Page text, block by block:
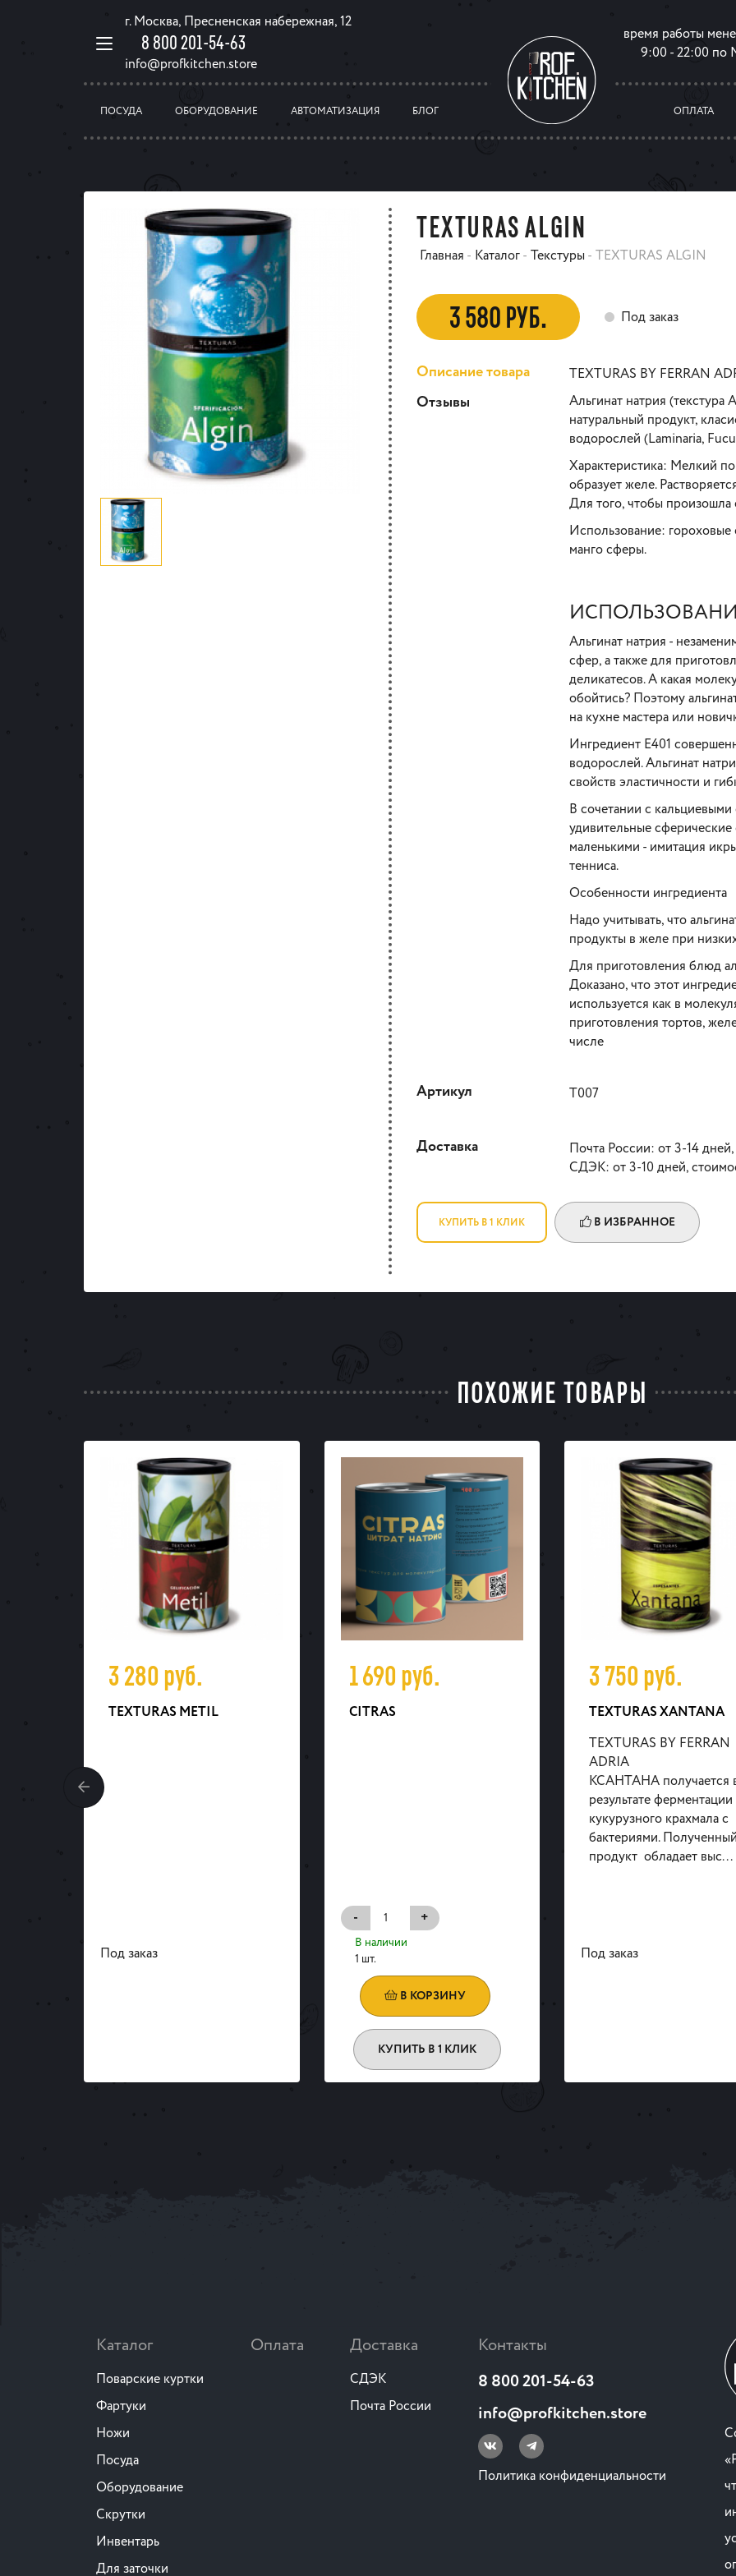
г. Москва, Пресненская набережная, 12
8 800 201-54-63
info@profkitchen.store
время работы
9:00 - 22:00
ПОСУДА ОБОРУДОВАНИЕ АВТОМАТИЗАЦИЯ БЛОГ ОПЛАТА
TEXTURAS ALGIN
Главная - Каталог- Текстуры- TEXTURAS ALGIN
3 580 РУБ. Под заказ
Описание товара
Отзывы
TEXTURAS BY FERRAN
Альгинат натрия (текстура
натуральный продукт,
водорослей (Laminaria,
Характеристика: Мелкий
образует желе.
Для того, чтобы произошла
Использование:
манго сферы.
Альгинат натрия -
сфер, а также для
деликатесов. А какая
обойтись? Поэтому
на кухне мастера или
Ингредиент E401
водорослей. Альгинат
свойств эластичности и
В сочетании с кальциевыми
удивительные
маленькими - имитация
тенниса.
Особенности ингредиента
Надо учитывать, что
продукты в желе при
Для приготовления блюд
Доказано, что этот
используется как в
приготовления тортов,
числе
Артикул Т007
Доставка
Почта России: от 3-14
СДЭК: от 3-10 дней,
КУПИТЬ В 1 КЛИК В ИЗБРАННОЕ
ПОХОЖИЕ ТОВАРЫ
3 280руб.
TEXTURAS METIL
Под заказ
1 690руб.
CITRAS
- +
В наличии
1 шт.
В КОРЗИНУ
КУПИТЬ В 1 КЛИК
3 750руб.
TEXTURAS XANTANA
TEXTURAS BY FERRAN
ADRIA
КСАНТАНА получается
результате ферментации
кукурузного крахмала с
бактериями. Полученный
продукт обладает выс...
Под заказ
Каталог
Поварские куртки
Фартуки
Ножи
Посуда
Оборудование
Скрутки
Инвентарь
Для заточки
Оплата Доставка
СДЭК
Почта России
Контакты
8 800 201-54-63
info@profkitchen.store
Политика конфиденциальности